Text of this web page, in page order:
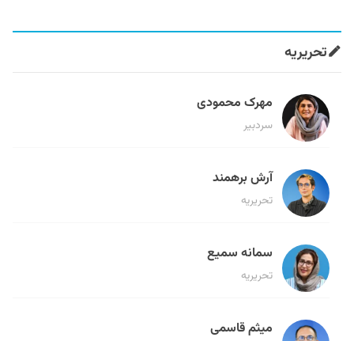
تحریریه
مهرک محمودی
سردبیر
آرش برهمند
تحریریه
سمانه سمیع
تحریریه
میثم قاسمی